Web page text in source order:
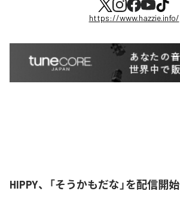
https://www.hazzie.info/
HIPPY、「そうかもだな」を配信開始